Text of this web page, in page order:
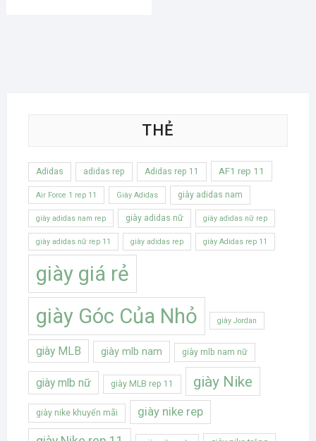
THẺ
Adidas adidas rep Adidas rep 11 AF1 rep 11
Air Force 1 rep 11 Giày Adidas giày adidas nam
giày adidas nam rep giày adidas nữ giày adidas nữ rep
giày adidas nữ rep 11 giày adidas rep giày Adidas rep 11
giày giá rẻ
giày Góc Của Nhỏ
giày Jordan
giày MLB giày mlb nam giày mlb nam nữ
giày mlb nữ giày MLB rep 11 giày Nike
giày nike khuyến mãi giày nike rep